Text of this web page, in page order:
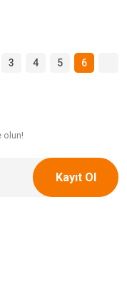
3 4 5 6
olun!
Kayıt Ol